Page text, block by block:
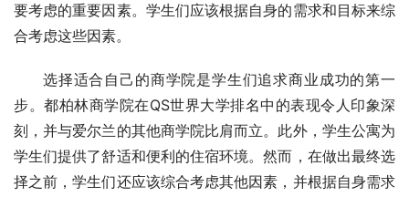
要考虑的重要因素。学生们应该根据自身的需求和目标来综
合考虑这些因素。
选择适合自己的商学院是学生们追求商业成功的第一
步。都柏林商学院在QS世界大学排名中的表现令人印象深
刻，并与爱尔兰的其他商学院比肩而立。此外，学生公寓为
学生们提供了舒适和便利的住宿环境。然而，在做出最终选
择之前，学生们还应该综合考虑其他因素，并根据自身需求